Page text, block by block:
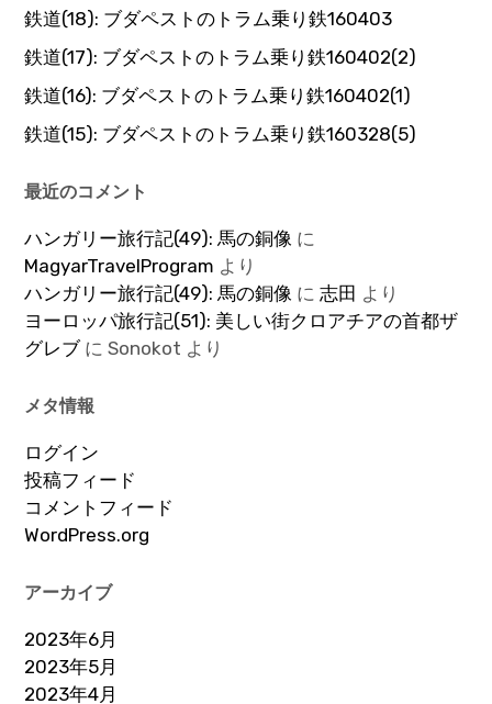
鉄道(18): ブダペストのトラム乗り鉄160403
鉄道(17): ブダペストのトラム乗り鉄160402(2)
鉄道(16): ブダペストのトラム乗り鉄160402(1)
鉄道(15): ブダペストのトラム乗り鉄160328(5)
最近のコメント
ハンガリー旅行記(49): 馬の銅像 に
MagyarTravelProgram より
ハンガリー旅行記(49): 馬の銅像 に志田 より
ヨーロッパ旅行記(51): 美しい街クロアチアの首都ザ
グレブにSonokot より
メタ情報
ログイン
投稿フィード
コメントフィード
WordPress.org
アーカイブ
2023年6月
2023年5月
2023年4月